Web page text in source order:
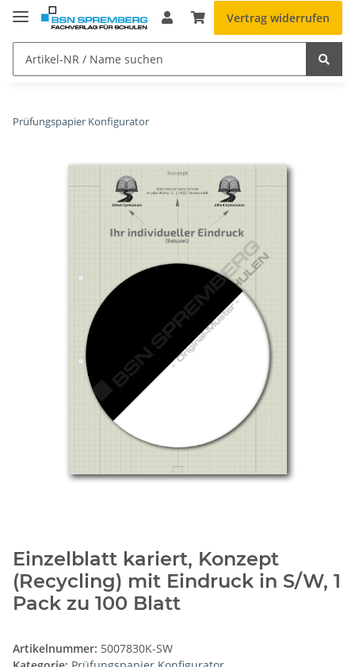
Vertrag widerrufen
Prüfungspapier Konfigurator
Einzelblatt kariert, Konzept
(Recycling) mit Eindruck in S/W, 1
Pack zu 100 Blatt
Artikelnummer: 5007830K-SW